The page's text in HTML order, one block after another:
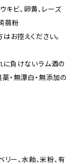
キビ、卵黄、レーズ
蒻粉
お控えください。
に負けないラム酒の
・無漂白・無添加の
ー、水飴、米粉、有